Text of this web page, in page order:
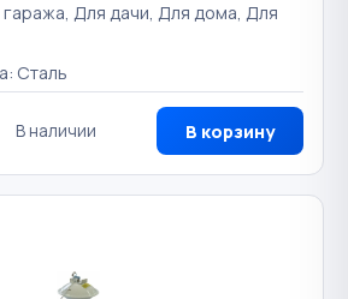
Для дачи, Для дома, Для
Сталь
В наличии В корзину